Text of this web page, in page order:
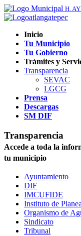
H.
Inicio
Tu Municipio
Tu Gobierno
Trámites y
Transparencia
SEVAC
LGCG
Prensa
Descargas
SM DIF
Transparencia
Accede a toda la
tu municipio
Ayuntamiento
DIF
IMCUFIDE
Instituto de
Organismo de
Sindicato
Tribunal